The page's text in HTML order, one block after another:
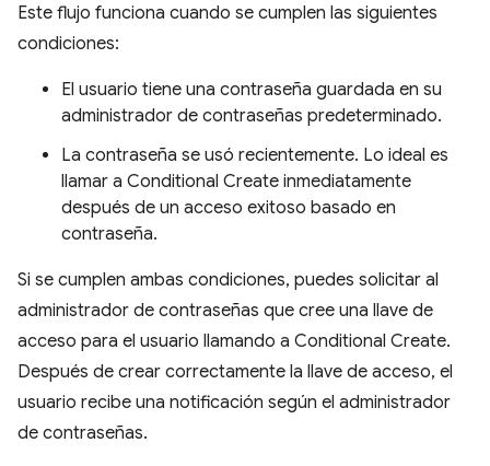
Este flujo funciona cuando se cumplen las siguientes
condiciones:
El usuario tiene una contraseña guardada en su
administrador de contraseñas predeterminado.
La contraseña se usó recientemente. Lo ideal es
llamar a Conditional Create inmediatamente
después de un acceso exitoso basado en
contraseña.
Si se cumplen ambas condiciones, puedes solicitar al
administrador de contraseñas que cree una llave de
acceso para el usuario llamando a Conditional Create.
Después de crear correctamente la llave de acceso, el
usuario recibe una notificación según el administrador
de contraseñas.